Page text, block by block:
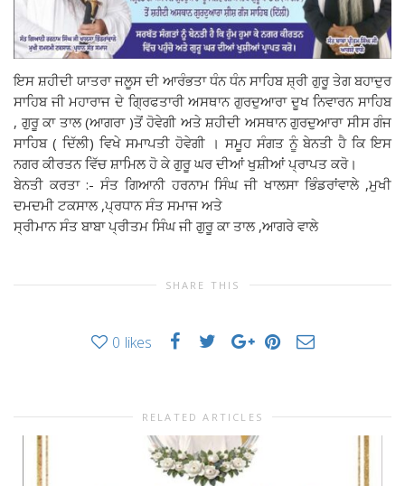
ਇਸਸ਼ਹੀਦੀ ਯਾਤਰਾ ਜਲੂਸਦੀ ਆਰੰਭਤਾ ਧੰਨ ਧੰਨ ਸਾਹਿਬ ਸ਼੍ਰੀ ਗੁਰੂ ਤੇਗ ਬਹਾਦੁਰ
ਸਾਹਿਬ ਜੀ ਮਹਾਰਾਜ ਦੇ ਗ੍ਰਿਫਤਾਰੀ ਅਸਥਾਨ ਗੁਰਦੁਆਰਾ ਦੂਖ ਨਿਵਾਰਨ ਸਾਹਿਬ
, ਗੁਰੂ ਕਾ ਤਾਲ (ਆਗਰਾ )ਤੋਂ ਹੋਵੇਗੀ ਅਤੇ ਸ਼ਹੀਦੀ ਅਸਥਾਨ ਗੁਰਦੁਆਰਾ ਸੀਸ ਗੰਜ
ਸਾਹਿਬ ( ਦਿੱਲੀ) ਵਿਖੇ ਸਮਾਪਤੀ ਹੋਵੇਗੀ । ਸਮੂਹ ਸੰਗਤ ਨੂੰ ਬੇਨਤੀ ਹੈ ਕਿ ਇਸ
ਨਗਰ ਕੀਰਤਨ ਵਿੱਚ ਸ਼ਾਮਿਲ ਹੋ ਕੇ ਗੁਰੂ ਘਰ ਦੀਆਂ ਖੁਸ਼ੀਆਂ ਪ੍ਰਾਪਤ ਕਰੋ।
ਬੇਨਤੀ ਕਰਤਾ :- ਸੰਤ ਗਿਆਨੀ ਹਰਨਾਮ ਸਿੰਘ ਜੀ ਖਾਲਸਾ ਭਿੰਡਰਾਂਵਾਲੇ ,ਮੁਖੀ
ਦਮਦਮੀ ਟਕਸਾਲ ,ਪ੍ਰਧਾਨ ਸੰਤ ਸਮਾਜ ਅਤੇ
ਸ੍ਰੀਮਾਨ ਸੰਤ ਬਾਬਾ ਪ੍ਰੀਤਮ ਸਿੰਘ ਜੀ ਗੁਰੂ ਕਾ ਤਾਲ ,ਆਗਰੇ ਵਾਲੇ
SHARE THIS
0 likes
RELATED ARTICLES